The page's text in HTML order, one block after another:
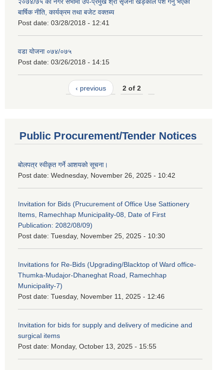
बार्षिक नीति, कार्यक्रम तथा बजेट वक्तब्य
Post date: 03/28/2018 - 12:41
वडा योजना ०७४/०७५
Post date: 03/26/2018 - 14:15
‹ previous 2 of 2
Public Procurement/Tender Notices
बोलपत्र स्वीकृत गर्ने आशयको सूचना।
Post date: Wednesday, November 26, 2025 - 10:42
Invitation for Bids (Prucurement of Office Use Sattionery
Items, Ramechhap Municipality-08, Date of First
Publication: 2082/08/09)
Post date: Tuesday, November 25, 2025 - 10:30
Invitations for Re-Bids (Upgrading/Blacktop of Ward office-
Thumka-Mudajor-Dhaneghat Road, Ramechhap
Municipality-7)
Post date: Tuesday, November 11, 2025 - 12:46
Invitation for bids for supply and delivery of medicine and
surgical items
Post date: Monday, October 13, 2025 - 15:55